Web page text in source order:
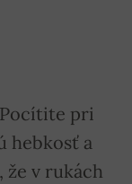
pri
hebkosť a
v rukách